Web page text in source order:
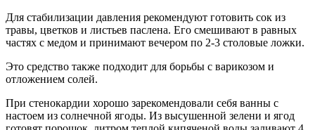
Для стабилизации давления рекомендуют готовить сок из
травы, цветков и листьев паслена. Его смешивают в равных
частях с медом и принимают вечером по 2-3 столовые ложки.
Это средство также подходит для борьбы с варикозом и
отложением солей.
При стенокардии хорошо зарекомендовали себя ванны с
настоем из солнечной ягоды. Из высушенной зелени и ягод